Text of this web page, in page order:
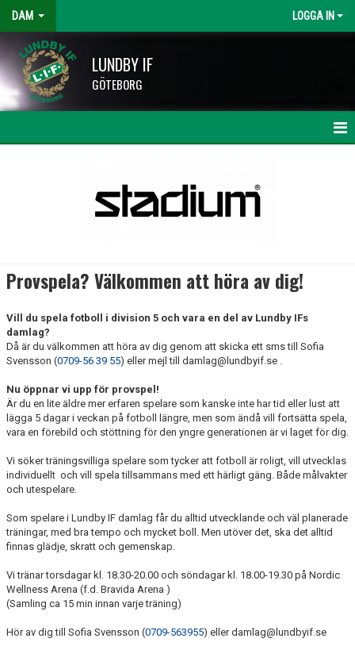
DAM LOGGA IN
LUNDBY IF
GÖTEBORG
BILDGALLERI
DOKUMENT
KONTAKT
Provspela? Välkommen att höra av dig!
Vill du spela fotboll i division 5 och vara en del av Lundby IFs
damlag?
Då är du välkommen att höra av dig genom att skicka ett sms till Sofia
Svensson (0709-56 39 55) eller mejl till damlag@lundbyif.se .
Nu öppnar vi upp för provspel!
Är du en lite äldre mer erfaren spelare som kanske inte har tid eller lust att
lägga 5 dagar i veckan på fotboll längre, men som ändå vill fortsätta spela,
vara en förebild och stöttning för den yngre generationen är vi laget för dig.
Vi söker träningsvilliga spelare som tycker att fotboll är roligt, vill utvecklas
individuellt och vill spela tillsammans med ett härligt gäng. Både målvakter
och utespelare.
Som spelare i Lundby IF damlag får du alltid utvecklande och väl planerade
träningar, med bra tempo och mycket boll. Men utöver det, ska det alltid
finnas glädje, skratt och gemenskap.
Vi tränar torsdagar kl. 18.30-20.00 och söndagar kl. 18.00-19.30 på Nordic
Wellness Arena (f.d. Bravida Arena )
(Samling ca 15 min innan varje träning)
Hör av dig till Sofia Svensson (0709-563955) eller damlag@lundbyif.se